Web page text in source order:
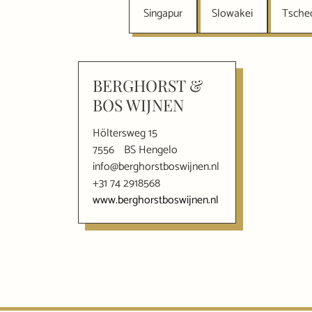
Singapur Slowakei
BERGHORST &
BOS WIJNEN
Höltersweg 15
7556 BS Hengelo
info@berghorstboswijnen.nl
+31 74 2918568
www.berghorstboswijnen.nl